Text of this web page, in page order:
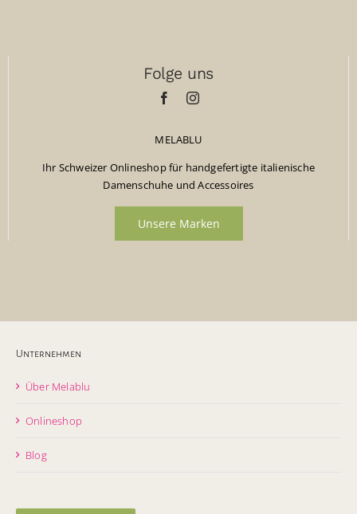
Folge uns
MELABLU
Ihr Schweizer Onlineshop für handgefertigte italienische
Damenschuhe und Accessoires
Unsere Marken
Unternehmen
Über Melablu
Onlineshop
Blog